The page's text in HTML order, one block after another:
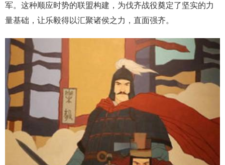
军。这种顺应时势的联盟构建，为伐齐战役奠定了坚实的力
量基础，让乐毅得以汇聚诸侯之力，直面强齐。